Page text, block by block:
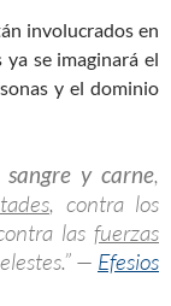
involucrados en
se imaginará el
y el dominio
y carne,
, contra los
las fuerzas
— Efesios